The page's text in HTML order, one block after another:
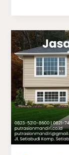
Jasa
Kontraktor
Rumah
Klasik